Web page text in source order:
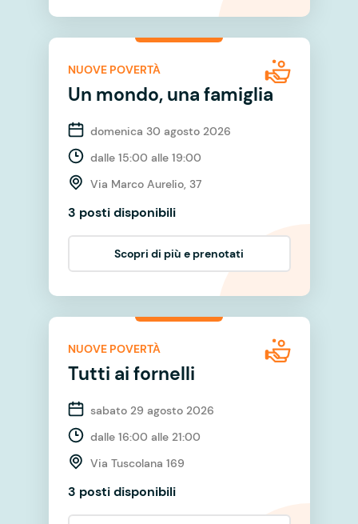
NUOVE POVERTÀ
Un mondo, una famiglia
domenica 30 agosto 2026
dalle 15:00 alle 19:00
Via Marco Aurelio, 37
3 posti disponibili
Scopri di più e prenotati
NUOVE POVERTÀ
Tutti ai fornelli
sabato 29 agosto 2026
dalle 16:00 alle 21:00
Via Tuscolana 169
3 posti disponibili